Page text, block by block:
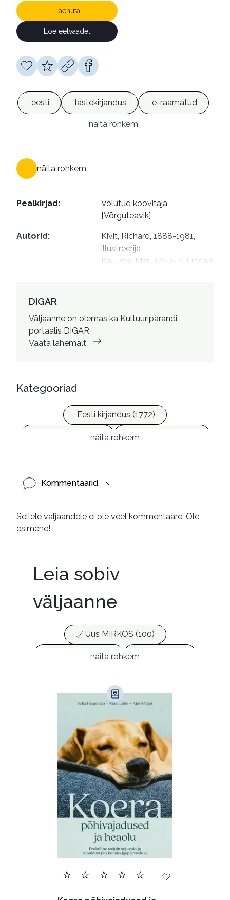
Laenuta
Loe eelvaadet
eesti lastekirjandus e-raamatud
näita rohkem
näita rohkem
Pealkirjad:
Võlutud koovitaja
[Võrguteavik]
Autorid:
Kivit, Richard, 1888-1981,
illustreerija
Kaljuste, Mari, 1957- kujundaja
DIGAR
Väljaanne on olemas ka Kultuuripärandi
portaalis DIGAR
Vaata lähemalt
Kategooriad
Eesti kirjandus (1772)
Ilukirjandus (4255)
Vabakasutus (423)
näita rohkem
Kommentaarid
Sellele väljaandele ei ole veel kommentaare. Ole
esimene!
Leia sobiv
väljaanne
Uus MIRKOS (100)
Populaarsed (25)
Ajakirjad (17)
Armastusromaanid (292)
Biograafiad (228)
Eesti kirjandus (1772)
Ettevõtlus (30)
Filoloogia (121)
Filosoofia (146)
Geograafia (65)
Haridus (20)
Ilukirjandus (4255)
näita rohkem